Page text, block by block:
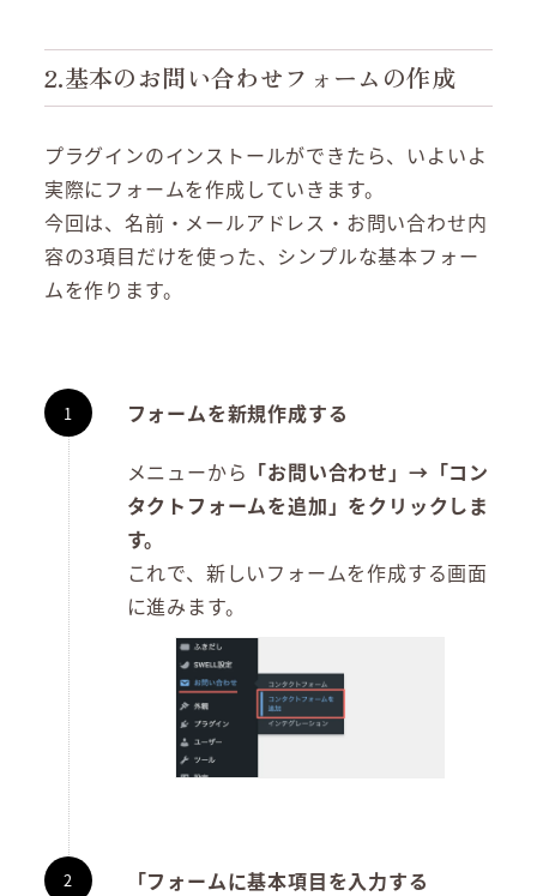
2.基本のお問い合わせフォームの作成
プラグインのインストールができたら、いよいよ
実際にフォームを作成していきます。
今回は、名前・メールアドレス・お問い合わせ内
容の3項目だけを使った、シンプルな基本フォー
ムを作ります。
フォームを新規作成する
メニューから 「お問い合わせ」→「コン
タクトフォームを追加」をクリックしま
す。
これで、新しいフォームを作成する画面
に進みます。
「フォームに基本項目を入力する